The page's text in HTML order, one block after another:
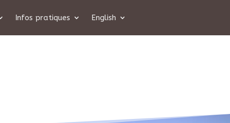
Infos pratiques English